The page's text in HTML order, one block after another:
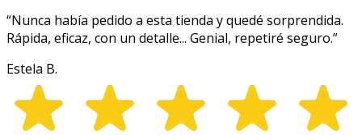
“Nunca había pedido a esta tienda y quedé sorprendida.
Rápida, eficaz, con un detalle... Genial, repetiré seguro.”
Estela B.